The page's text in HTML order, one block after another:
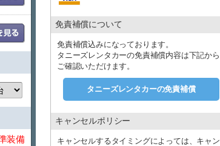
装備
免責補償について
免責補償込みになっております。
タニーズレンタカーの免責補償内容は下記から
ご確認いただけます。
タニーズレンタカーの免責補償
キャンセルポリシー
キャンセルするタイミングによっては、キャン